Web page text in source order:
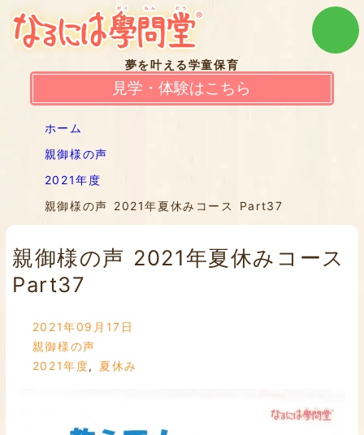
夢を叶える学童保育
見学・体験はこちら
ホーム
親御様の声
2021年度
親御様の声 2021年夏休みコース Part37
親御様の声 2021年夏休みコース
Part37
2021年09月17日
親御様の声
2021年度, 夏休み